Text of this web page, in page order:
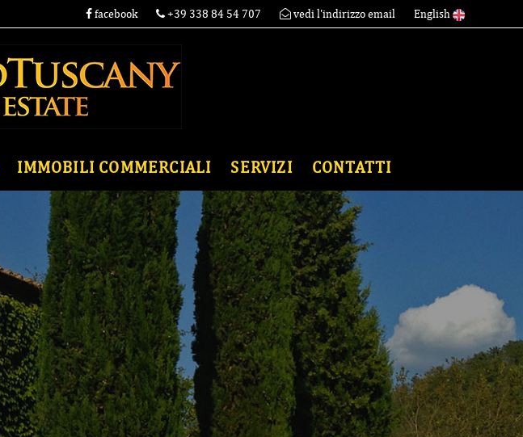
facebook +39 338 84 54 707 vedi l'indirizzo email English
IMMOBILI COMMERCIALI SERVIZI CONTATTI